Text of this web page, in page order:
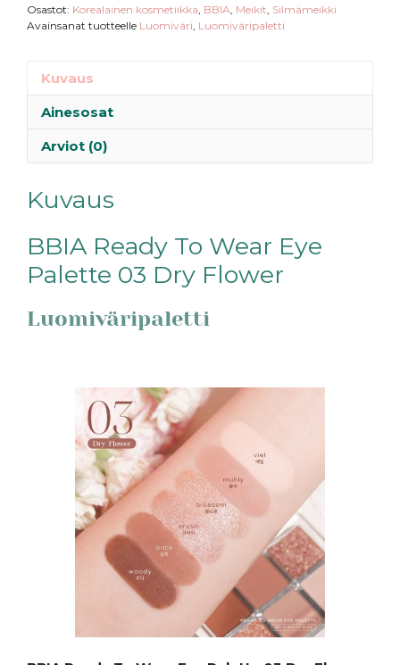
Osastot: Korealainen kosmetiikka, BBIA, Meikit, Silmämeikki
Avainsanat tuotteelle Luomiväri, Luomiväripaletti
Kuvaus
Ainesosat
Arviot (0)
Kuvaus
BBIA Ready To Wear Eye
Palette 03 Dry Flower
Luomiväripaletti